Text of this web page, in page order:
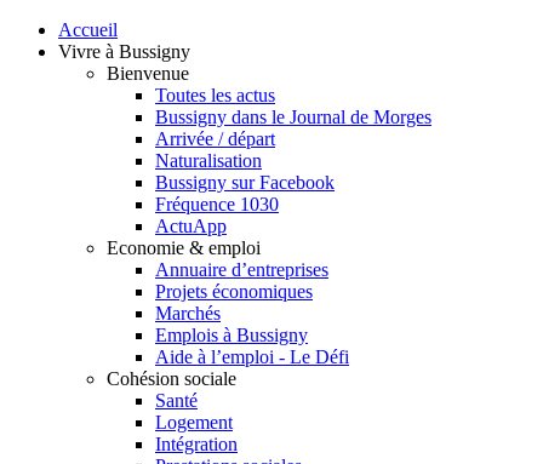
Accueil
Vivre à Bussigny
Bienvenue
Toutes les actus
Bussigny dans le Journal de Morges
Arrivée / départ
Naturalisation
Bussigny sur Facebook
Fréquence 1030
ActuApp
Economie & emploi
Annuaire d’entreprises
Projets économiques
Marchés
Emplois à Bussigny
Aide à l’emploi - Le Défi
Cohésion sociale
Santé
Logement
Intégration